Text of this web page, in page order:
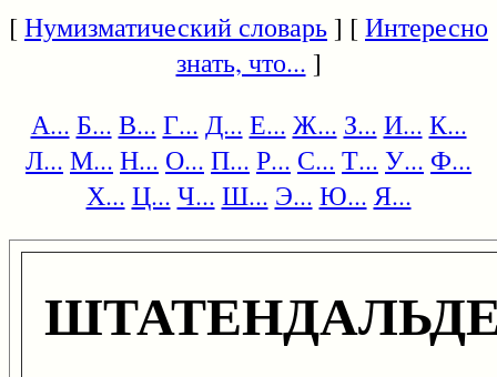
[Нумизматический словарь] [Интересно
знать, что... ]
А... Б... В... Г... Д... Е... Ж... З... И... К...
Л... М... Н... О... П... Р... С... Т... У... Ф...
Х... Ц... Ч... Ш... Э... Ю... Я...